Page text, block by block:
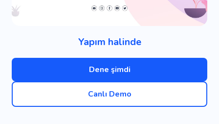
Yapım halinde
Dene şimdi
Canlı Demo